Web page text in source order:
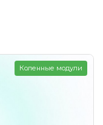
Коленные модули